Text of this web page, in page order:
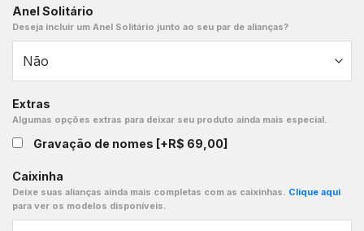
Anel Solitário
Deseja incluir um Anel Solitário junto ao seu par de alianças?
Extras
Algumas opções extras para deixar seu produto ainda mais especial.
Gravação de nomes [+R$ 69,00]
Caixinha
Deixe suas alianças ainda mais completas com as caixinhas. Clique aqui
para ver os modelos disponíveis.